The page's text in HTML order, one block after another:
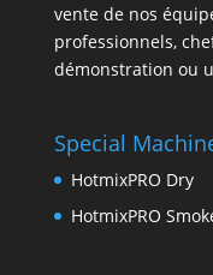
vente de nos
professionnels,
démonstration ou
Special
HotmixPRO Dry
HotmixPRO